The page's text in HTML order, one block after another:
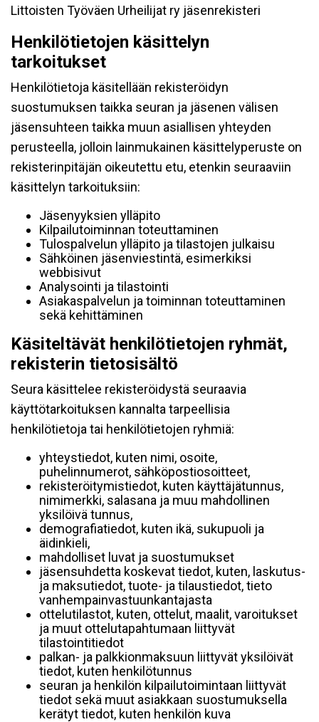
Littoisten Työväen Urheilijat ry jäsenrekisteri
Henkilötietojen käsittelyn
tarkoitukset
Henkilötietoja käsitellään rekisteröidyn
suostumuksen taikka seuran ja jäsenen välisen
jäsensuhteen taikka muun asiallisen yhteyden
perusteella, jolloin lainmukainen käsittelyperuste on
rekisterinpitäjän oikeutettu etu, etenkin seuraaviin
käsittelyn tarkoituksiin:
Jäsenyyksien ylläpito
Kilpailutoiminnan toteuttaminen
Tulospalvelun ylläpito ja tilastojen julkaisu
Sähköinen jäsenviestintä, esimerkiksi
webbisivut
Analysointi ja tilastointi
Asiakaspalvelun ja toiminnan toteuttaminen
sekä kehittäminen
Käsiteltävät henkilötietojen ryhmät,
rekisterin tietosisältö
Seura käsittelee rekisteröidystä seuraavia
käyttötarkoituksen kannalta tarpeellisia
henkilötietoja tai henkilötietojen ryhmiä:
yhteystiedot, kuten nimi, osoite,
puhelinnumerot, sähköpostiosoitteet,
rekisteröitymistiedot, kuten käyttäjätunnus,
nimimerkki, salasana ja muu mahdollinen
yksilöivä tunnus,
demografiatiedot, kuten ikä, sukupuoli ja
äidinkieli,
mahdolliset luvat ja suostumukset
jäsensuhdetta koskevat tiedot, kuten, laskutus-
ja maksutiedot, tuote- ja tilaustiedot, tieto
vanhempainvastuunkantajasta
ottelutilastot, kuten, ottelut, maalit, varoitukset
ja muut ottelutapahtumaan liittyvät
tilastointitiedot
palkan- ja palkkionmaksuun liittyvät yksilöivät
tiedot, kuten henkilötunnus
seuran ja henkilön kilpailutoimintaan liittyvät
tiedot sekä muut asiakkaan suostumuksella
kerätyt tiedot, kuten henkilön kuva